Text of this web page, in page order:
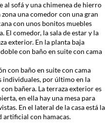
al sofá y una chimenea de hierro
una comedor con una gran
con unos bonitos muebles
comedor, la sala de estar y la
exterior. En la planta baja
con baño en suite con cama
con baño en suite con cama
individuales, por último en la
bañera. La terraza exterior es
en ella hay una mesa para
En el lateral de la casa está la
artificial con hamacas.